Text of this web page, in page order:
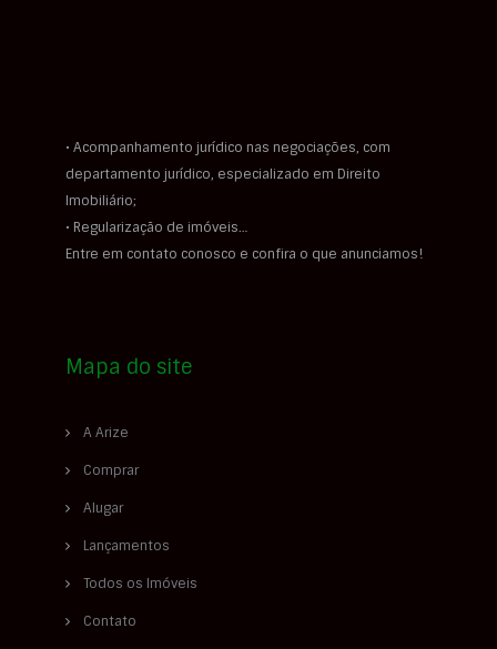
• Acompanhamento jurídico nas negociações, com
departamento jurídico, especializado em Direito
Imobiliário;
• Regularização de imóveis…
Entre em contato conosco e confira o que anunciamos!
Mapa do site
A Arize
Comprar
Alugar
Lançamentos
Todos os Imóveis
Contato